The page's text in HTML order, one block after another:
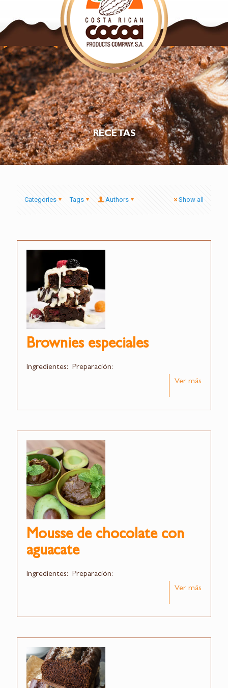
CHOCOLATE
RECETAS
Categories Tags Authors Show all
Brownies especiales
Ingredientes: Preparación:
Ver más
Mousse de chocolate con
aguacate
Ingredientes: Preparación:
Ver más